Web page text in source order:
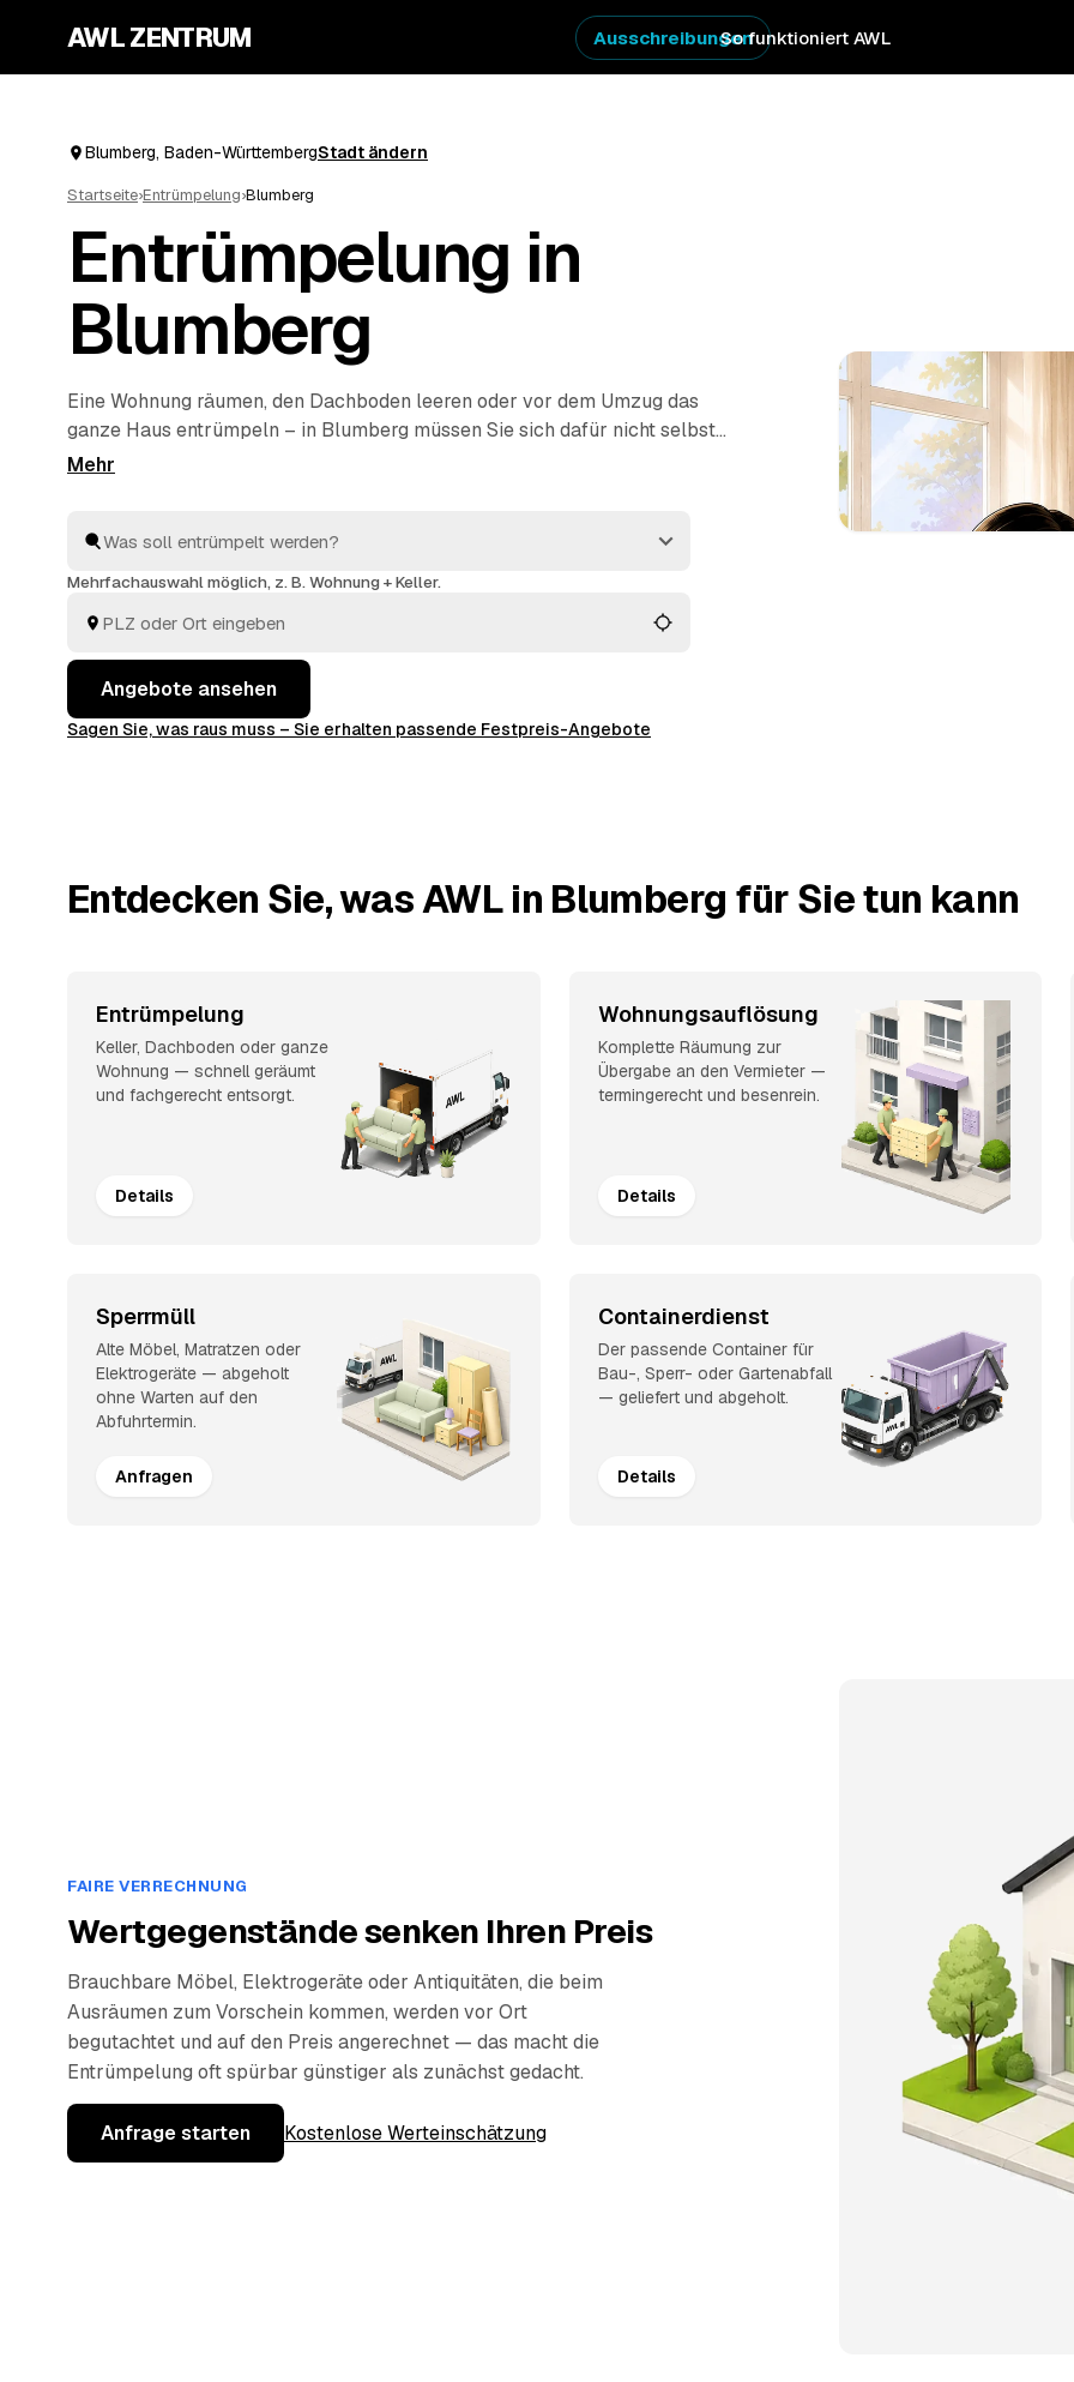
AWL ZENTRUM So funktioniert AWL
Ausschreibungen
Blumberg, Baden-WürttembergStadt ändern
Startseite›Entrümpelung›Blumberg
Entrümpelung in
Blumberg
Eine Wohnung räumen, den Dachboden leeren oder vor dem Umzug das
ganze Haus entrümpeln – in Blumberg müssen Sie sich dafür nicht selbst
auf die Suche nach einem Betrieb machen. Über AWL stellen Sie eine
Haushaltsauflösung: Sie vergleichen, wählen aus und alles wird fachgerecht
entsorgt.
Mehrfachauswahl möglich, z. B. Wohnung + Keller.
Angebote ansehen
Sagen Sie, was raus muss – Sie erhalten passende Festpreis-Angebote
Entdecken Sie, was AWL in Blumberg für Sie tun kann
Entrümpelung
Keller, Dachboden oder ganze
Wohnung — schnell geräumt
und fachgerecht entsorgt.
Details
Wohnungsauflösung
Komplette Räumung zur
Übergabe an den Vermieter —
termingerecht und besenrein.
Details
Sperrmüll
Alte Möbel, Matratzen oder
Elektrogeräte — abgeholt
ohne Warten auf den
Abfuhrtermin.
Anfragen
Containerdienst
Der passende Container für
Bau-, Sperr- oder Gartenabfall
— geliefert und abgeholt.
Details
FAIRE VERRECHNUNG
Wertgegenstände senken Ihren Preis
Brauchbare Möbel, Elektrogeräte oder Antiquitäten, die beim
Ausräumen zum Vorschein kommen, werden vor Ort
begutachtet und auf den Preis angerechnet — das macht die
Entrümpelung oft spürbar günstiger als zunächst gedacht.
Anfrage starten Kostenlose Werteinschätzung